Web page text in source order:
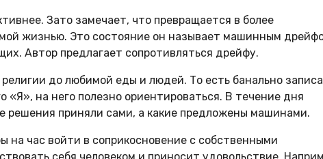
Зато замечает, что превращается в более
жизнью. Это состояние он называет машинным
Автор предлагает сопротивляться дрейфу.
до любимой еды и людей. То есть банально
«Я», на него полезно ориентироваться. В течение дня
решения приняли сами, а какие предложены машинами.
на час войти в соприкосновение с собственными